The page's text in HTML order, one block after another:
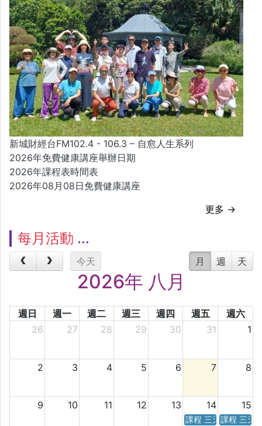
新城財經台FM102.4 - 106.3 – 自愈人生系列
2026年免費健康講座舉辦日期
2026年課程表時間表
2026年08月08日免費健康講座
更多 →
每月活動
今天 月 週 天
2026年 八月
週日 週一 週二 週三 週四 週五
週六
26
27 28 29 30 31 1
2 3 4 5 6 7 8
9 10 11 12 13 14 15
課程 三天／六天 時
課程 三天